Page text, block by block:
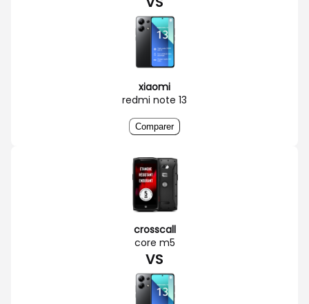
xiaomi
redmi note 13
Comparer
crosscall
core m5
VS